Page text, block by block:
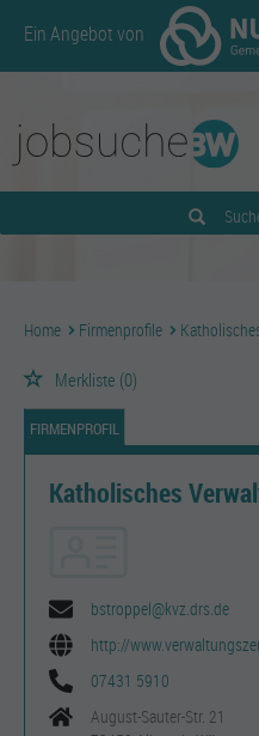
Ein Angebot von
Home Firmenprofile
Merkliste (0)
FIRMENPROFIL
Katholisches
bstroppel@kvz.drs.de
http://
07431 5910
August-Sauter-Str. 21